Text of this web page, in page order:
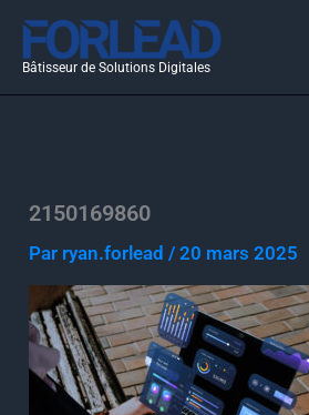
Aller
contenu
Bâtisseur de Solutions Digitales
2150169860
Par ryan.forlead/20 mars 2025